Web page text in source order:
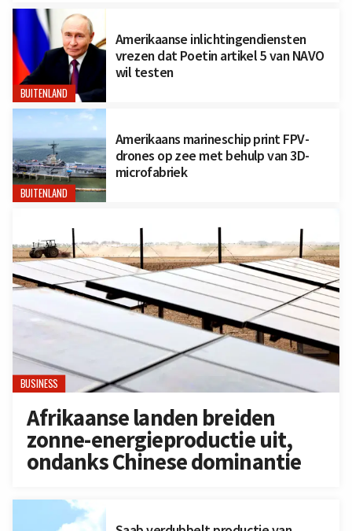
BUITENLAND
Amerikaanse inlichtingendiensten
vrezen dat Poetin artikel 5 van NAVO
wil testen
BUITENLAND
Amerikaans marineschip print FPV-
drones op zee met behulp van 3D-
microfabriek
BUSINESS
Afrikaanse landen breiden
zonne-energieproductie uit,
ondanks Chinese dominantie